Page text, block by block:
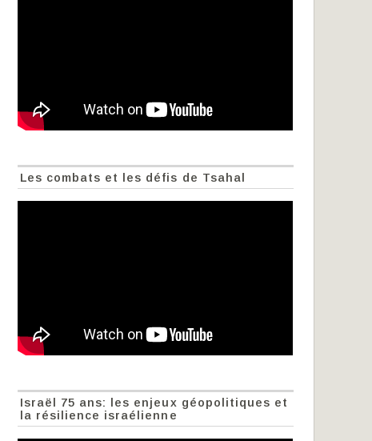
Les combats et les défis de Tsahal
Israël 75 ans: les enjeux géopolitiques et
la résilience israélienne